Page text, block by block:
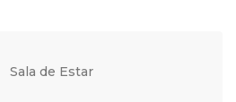
Sala de Estar